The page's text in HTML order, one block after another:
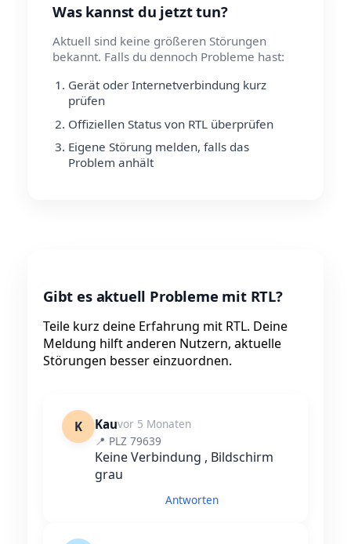
Was kannst du jetzt tun?
Aktuell sind keine größeren Störungen
bekannt. Falls du dennoch Probleme hast:
Gerät oder Internetverbindung kurz
prüfen
Offiziellen Status von RTL überprüfen
Eigene Störung melden, falls das
Problem anhält
Gibt es aktuell Probleme mit RTL?
Teile kurz deine Erfahrung mit RTL. Deine
Meldung hilft anderen Nutzern, aktuelle
Störungen besser einzuordnen.
K Kauvor 5 Monaten
📍 PLZ 79639
Keine Verbindung , Bildschirm
grau
Antworten